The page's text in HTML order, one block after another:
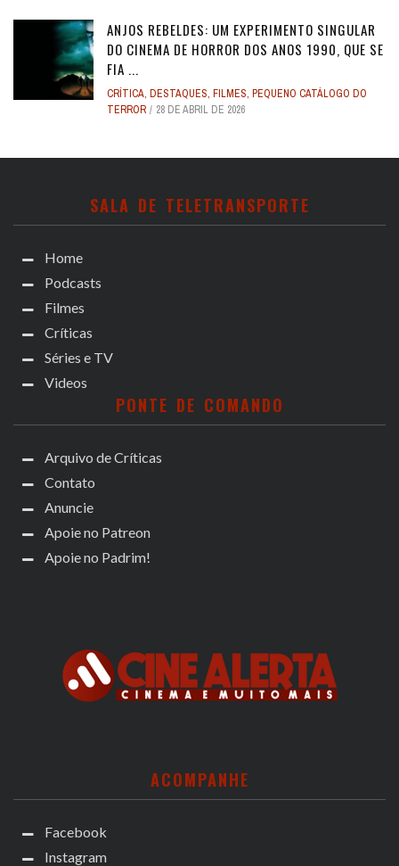
ANJOS REBELDES: UM EXPERIMENTO SINGULAR
DO CINEMA DE HORROR DOS ANOS 1990, QUE SE
FIA ...
CRÍTICA, DESTAQUES, FILMES, PEQUENO CATÁLOGO DO
TERROR
28 DE ABRIL DE 2026
SALA DE TELETRANSPORTE
Home
Podcasts
Filmes
Críticas
Séries e TV
Videos
PONTE DE COMANDO
Arquivo de Críticas
Contato
Anuncie
Apoie no Patreon
Apoie no Padrim!
ACOMPANHE
Facebook
Instagram